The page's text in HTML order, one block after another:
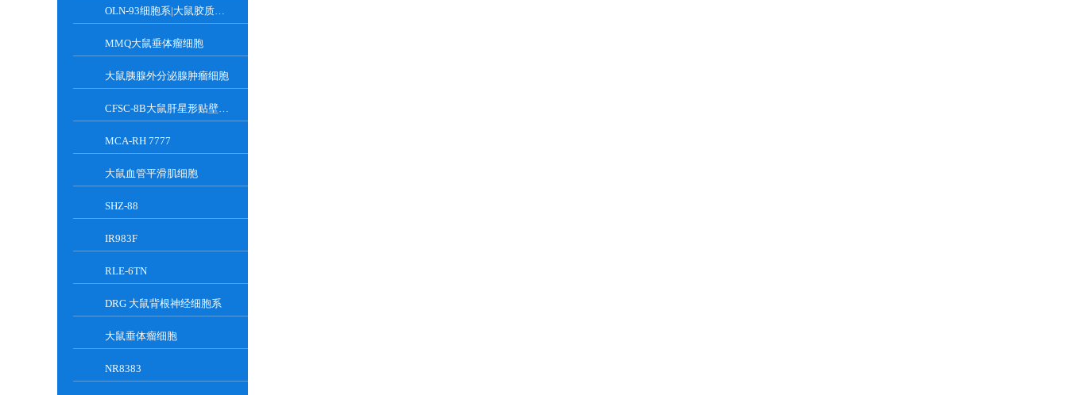
OLN-93细胞系|大鼠胶质细胞
MMQ大鼠垂体瘤细胞
大鼠胰腺外分泌腺肿瘤细胞
CFSC-8B大鼠肝星形贴壁细胞系
MCA-RH 7777
大鼠血管平滑肌细胞
SHZ-88
IR983F
RLE-6TN
DRG 大鼠背根神经细胞系
大鼠垂体瘤细胞
NR8383